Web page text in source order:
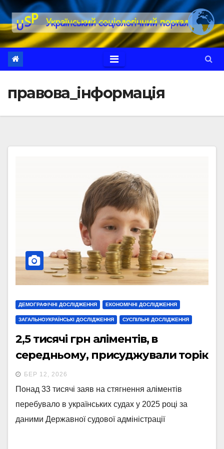
Перейти
до
вмісту
правова_інформація
ДЕМОГРАФІЧНІ ДОСЛІДЖЕННЯ ЕКОНОМІЧНІ ДОСЛІДЖЕННЯ
ЗАГАЛЬНОУКРАЇНСЬКІ ДОСЛІДЖЕННЯ СУСПІЛЬНІ ДОСЛІДЖЕННЯ
2,5 тисячі грн аліментів, в
середньому, присуджували торік
БЕР 12, 2026
Понад 33 тисячі заяв на стягнення аліментів
перебувало в українських судах у 2025 році за
даними Державної судової адміністрації